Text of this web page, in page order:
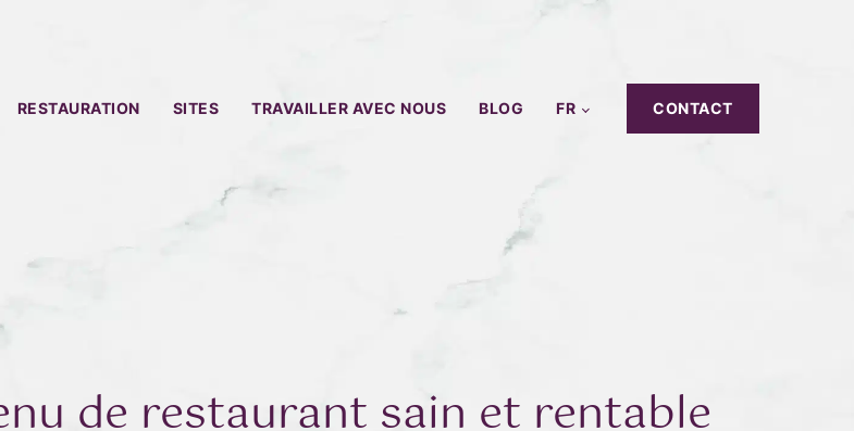
RESTAURATION SITES TRAVAILLER AVEC NOUS BLOG FR CONTACT
de restaurant sain et rentable